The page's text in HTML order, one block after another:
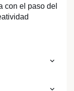
con el paso del